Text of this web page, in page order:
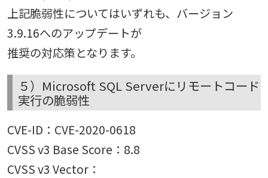
上記脆弱性についてはいずれも、バージョン
3.9.16へのアップデートが
推奨の対応策となります。
５）Microsoft SQL Serverにリモートコード
実行の脆弱性
CVE-ID：CVE-2020-0618
CVSS v3 Base Score：8.8
CVSS v3 Vector：